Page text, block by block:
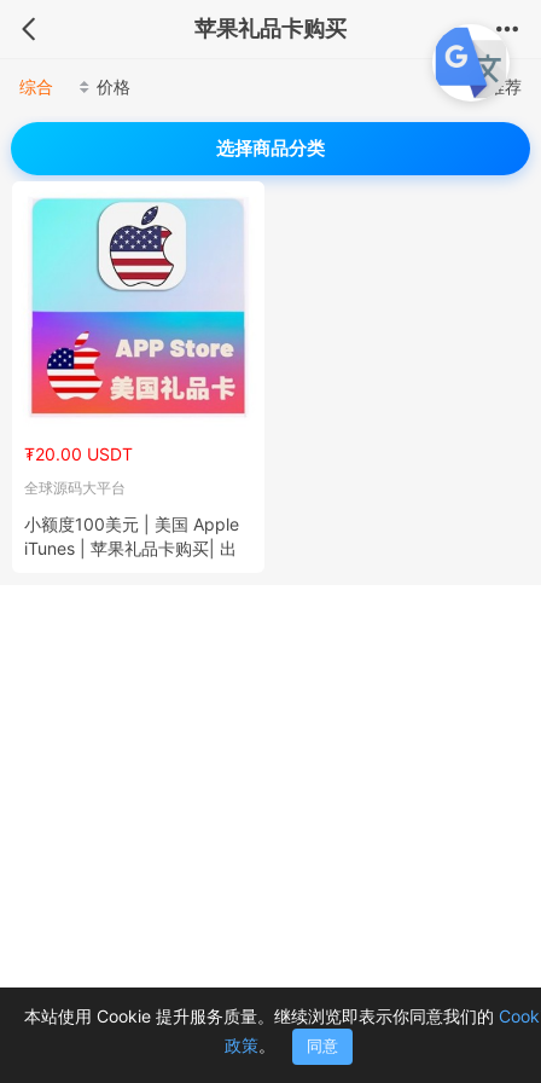
苹果礼品卡购买
推荐
综合 价格
选择商品分类
₮20.00 USDT
全球源码大平台
小额度100美元 | 美国 Apple
iTunes | 苹果礼品卡购买| 出
本站使用 Cookie 提升服务质量。继续浏览即表示你同意我们的
政策。 同意